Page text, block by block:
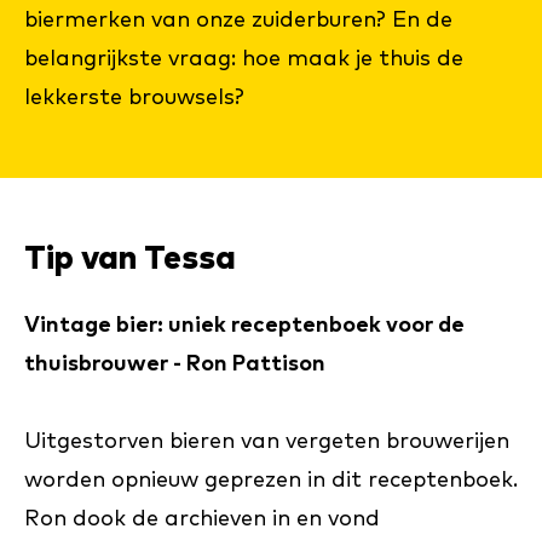
biermerken van onze zuiderburen? En de
belangrijkste vraag: hoe maak je thuis de
lekkerste brouwsels?
Tip van Tessa
Vintage bier: uniek receptenboek voor de
thuisbrouwer - Ron Pattison
Uitgestorven bieren van vergeten brouwerijen
worden opnieuw geprezen in dit receptenboek.
Ron dook de archieven in en vond